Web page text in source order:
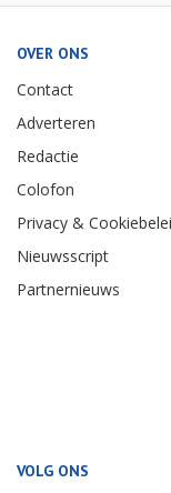
OVER ONS
Contact
Adverteren
Redactie
Colofon
Privacy &
Nieuwsscript
Partnernieuws
VOLG ONS